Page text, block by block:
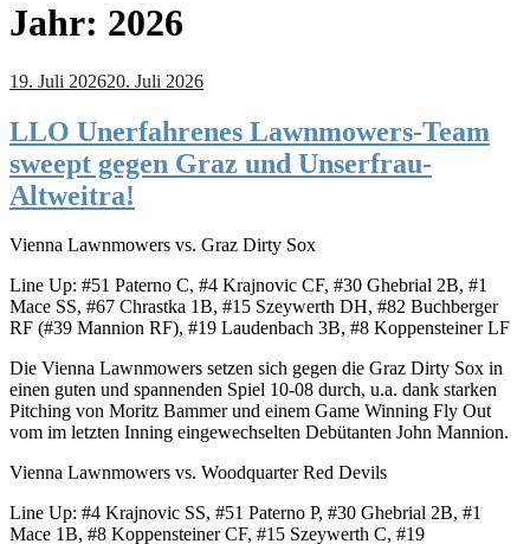
Jahr: 2026
19. Juli 202620. Juli 2026
LLO Unerfahrenes Lawnmowers-Team
sweept gegen Graz und Unserfrau-
Altweitra!
Vienna Lawnmowers vs. Graz Dirty Sox
Line Up: #51 Paterno C, #4 Krajnovic CF, #30 Ghebrial 2B, #1
Mace SS, #67 Chrastka 1B, #15 Szeywerth DH, #82 Buchberger
RF (#39 Mannion RF), #19 Laudenbach 3B, #8 Koppensteiner LF
Die Vienna Lawnmowers setzen sich gegen die Graz Dirty Sox in
einen guten und spannenden Spiel 10-08 durch, u.a. dank starken
Pitching von Moritz Bammer und einem Game Winning Fly Out
vom im letzten Inning eingewechselten Debütanten John Mannion.
Vienna Lawnmowers vs. Woodquarter Red Devils
Line Up: #4 Krajnovic SS, #51 Paterno P, #30 Ghebrial 2B, #1
Mace 1B, #8 Koppensteiner CF, #15 Szeywerth C, #19